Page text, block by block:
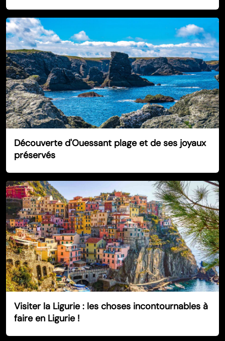
Découverte d'Ouessant plage et de ses joyaux
préservés
Visiter la Ligurie : les choses incontournables à
faire en Ligurie !